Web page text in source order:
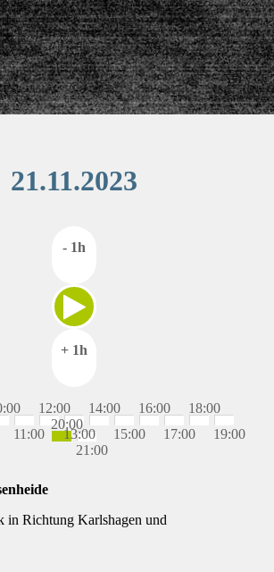
21.11.2023
- 1h
+ 1h
11:00
12:00
13:00
14:00
15:00
16:00
17:00
18:00
19:00
20:00
21:00
in Richtung Karlshagen und